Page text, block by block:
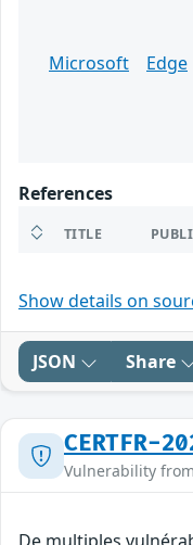
Microsoft
Edge
References
TITLE
Show details on
JSON Share
CERTFR-
Vulnerability from